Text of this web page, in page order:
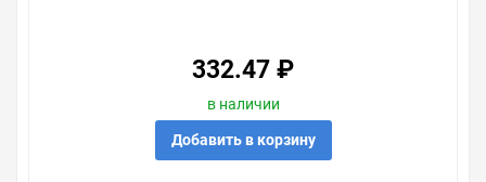
332.47 ₽
в наличии
Добавить в корзину